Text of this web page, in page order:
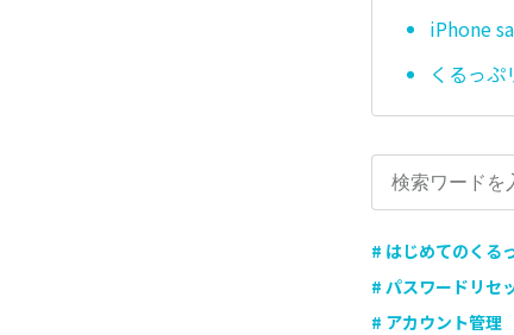
iPhone
くるっぷ
# はじめてのくる
# パスワードリセ
# アカウント管理